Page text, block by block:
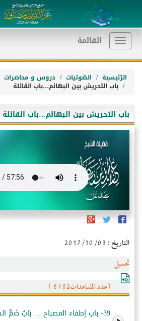
Toggle
navigation
القائمة
الرّئيسية الصّوتيات دروس و محاضرات
باب التحريش بين البهائم…باب القائلة
باب التحريش بين البهائم…باب القائلة
التاريخ : 2017/10/03
تحميل
(عدد المشاهدات6482 )
39- باب إطفاء المصباح … بَابُ ضَمِّ